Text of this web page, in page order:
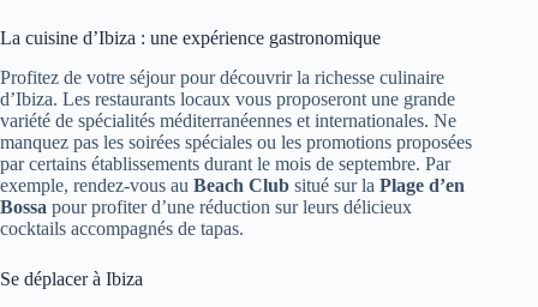
La cuisine d’Ibiza : une expérience gastronomique
Profitez de votre séjour pour découvrir la richesse culinaire
d’Ibiza. Les restaurants locaux vous proposeront une grande
variété de spécialités méditerranéennes et internationales. Ne
manquez pas les soirées spéciales ou les promotions proposées
par certains établissements durant le mois de septembre. Par
exemple, rendez-vous au Beach Club situé sur la Plage d’en
Bossa pour profiter d’une réduction sur leurs délicieux
cocktails accompagnés de tapas.
Se déplacer à Ibiza